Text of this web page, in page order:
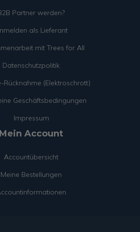
Partner werden?
als Lieferant
mit Trees for All
Datenschutzpolitik
Rücknahme (Elektroschrott)
Geschäftsbedingungen
Impressum
Mein Account
Accountübersicht
Meine Bestellungen